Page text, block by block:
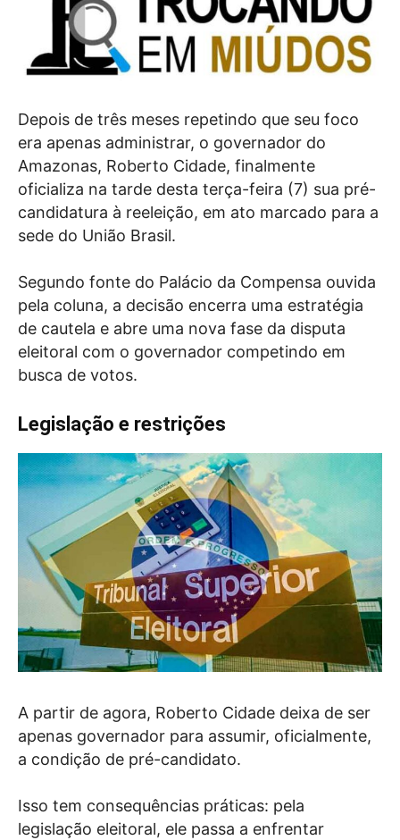
Depois de três meses repetindo que seu foco
era apenas administrar, o governador do
Amazonas, Roberto Cidade, finalmente
oficializa na tarde desta terça-feira (7) sua pré-
candidatura à reeleição, em ato marcado para a
sede do União Brasil.
Segundo fonte do Palácio da Compensa ouvida
pela coluna, a decisão encerra uma estratégia
de cautela e abre uma nova fase da disputa
eleitoral com o governador competindo em
busca de votos.
Legislação e restrições
A partir de agora, Roberto Cidade deixa de ser
apenas governador para assumir, oficialmente,
a condição de pré-candidato.
Isso tem consequências práticas: pela
legislação eleitoral, ele passa a enfrentar